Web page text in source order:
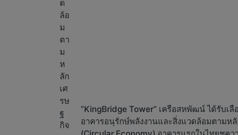
“KingBridge Tower” เครือสหพัฒน์ ได้รับเ
อาคารอนุรักษ์พลังงานและสิ่งแวดล้อมตามห